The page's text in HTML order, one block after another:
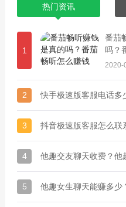
热门资讯
1
番茄
吗？
2020-
2
3
4 他趣交友聊天收费？他
5 他趣女生聊天能赚多少